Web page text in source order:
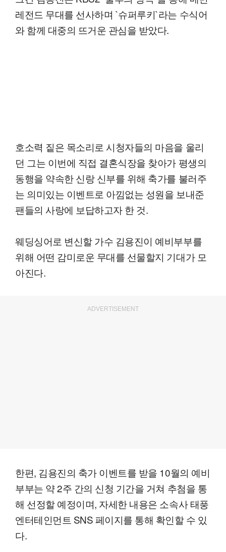
레전드 무대를 선사하며 `슈퍼루키`라는 수식어
와 함께 대중의 뜨거운 관심을 받았다.
호소력 짙은 목소리로 시청자들의 마음을 울리
던 그는 이번에 직접 결혼식장을 찾아가 평생의
동행을 약속한 신랑 신부를 위해 축가를 불러주
는 의미있는 이벤트로 아낌없는 성원을 보내준
팬들의 사랑에 보답하고자 한 것.
웨딩싱어로 변신할 가수 김용진이 예비부부를
위해 어떤 감미로운 무대를 선물할지 기대가 모
아진다.
ADVERTISEMENT
한편, 김용진의 축가 이벤트를 받을 10월의 예비
부부는 약 2주 간의 신청 기간을 거쳐 추첨을 통
해 선정할 예정이며, 자세한 내용은 소속사 태풍
엔터테인먼트 SNS 페이지를 통해 확인할 수 있
다.